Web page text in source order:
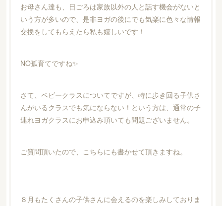
お母さん達も、日ごろは家族以外の人と話す機会がないと
いう方が多いので、是非ヨガの後にでも気楽に色々な情報
交換をしてもらえたら私も嬉しいです！
NO孤育てですね✨
さて、ベビークラスについてですが、特に歩き回る子供さ
んがいるクラスでも気にならない！という方は、通常の子
連れヨガクラスにお申込み頂いても問題ございません。
ご質問頂いたので、こちらにも書かせて頂きますね。
８月もたくさんの子供さんに会えるのを楽しみしておりま